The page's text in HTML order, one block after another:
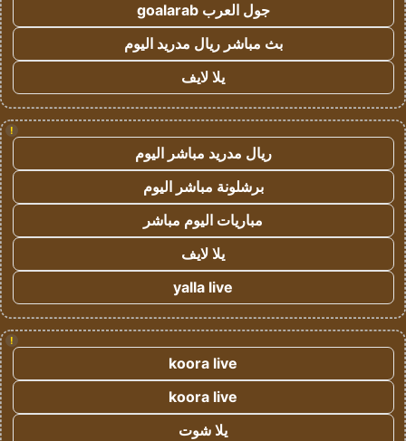
جول العرب goalarab
بث مباشر ريال مدريد اليوم
يلا لايف
!
ريال مدريد مباشر اليوم
برشلونة مباشر اليوم
مباريات اليوم مباشر
يلا لايف
yalla live
!
koora live
koora live
يلا شوت